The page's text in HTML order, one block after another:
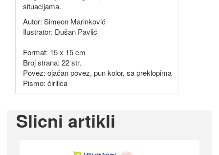
situacijama.
Autor: Simeon Marinković
Ilustrator: Dušan Pavlić
Format: 15 x 15 cm
Broj strana: 22 str.
Povez: ojačan povez, pun kolor, sa preklopima
Pismo: ćirilica
Slicni artikli